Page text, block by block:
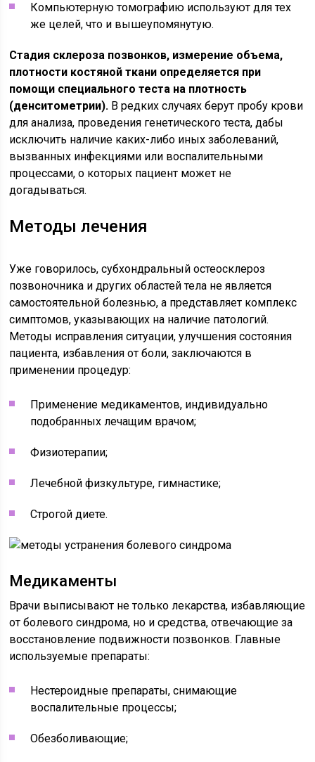
Компьютерную томографию используют для тех
же целей, что и вышеупомянутую.
Стадия склероза позвонков, измерение объема,
плотности костяной ткани определяется при
помощи специального теста на плотность
(денситометрии). В редких случаях берут пробу крови
для анализа, проведения генетического теста, дабы
исключить наличие каких-либо иных заболеваний,
вызванных инфекциями или воспалительными
процессами, о которых пациент может не
догадываться.
Методы лечения
Уже говорилось, субхондральный остеосклероз
позвоночника и других областей тела не является
самостоятельной болезнью, а представляет комплекс
симптомов, указывающих на наличие патологий.
Методы исправления ситуации, улучшения состояния
пациента, избавления от боли, заключаются в
применении процедур:
Применение медикаментов, индивидуально
подобранных лечащим врачом;
Физиотерапии;
Лечебной физкультуре, гимнастике;
Строгой диете.
Медикаменты
Врачи выписывают не только лекарства, избавляющие
от болевого синдрома, но и средства, отвечающие за
восстановление подвижности позвонков. Главные
используемые препараты:
Нестероидные препараты, снимающие
воспалительные процессы;
Обезболивающие;